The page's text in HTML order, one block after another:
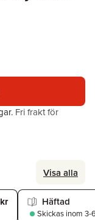
. Fri frakt för
Visa alla
Häftad
Skickas inom 3-